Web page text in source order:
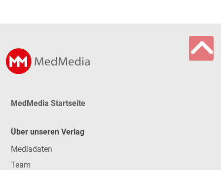
MedMedia Startseite
Über unseren Verlag
Mediadaten
Team